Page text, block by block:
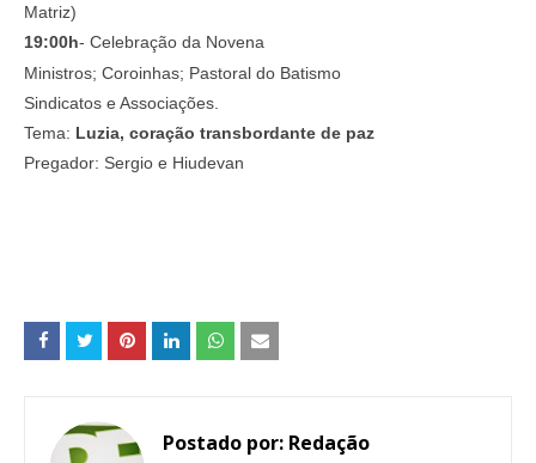
Matriz)
19:00h- Celebração da Novena
Ministros; Coroinhas; Pastoral do Batismo
Sindicatos e Associações.
Tema: Luzia, coração transbordante de paz
Pregador: Sergio e Hiudevan
Postado por: Redação